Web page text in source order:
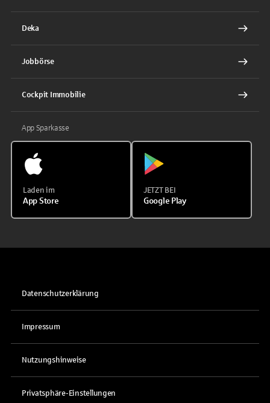
Deka
Jobbörse
Cockpit Immobilie
App Sparkasse
Laden im
App Store
JETZT BEI
Google Play
Datenschutzerklärung
Impressum
Nutzungshinweise
Privatsphäre-Einstellungen